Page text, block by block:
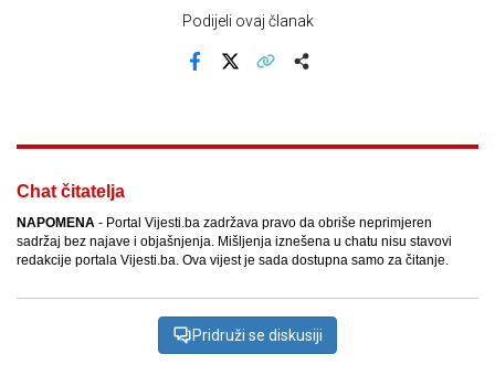
Podijeli ovaj članak
Chat čitatelja
NAPOMENA - Portal Vijesti.ba zadržava pravo da obriše neprimjeren
sadržaj bez najave i objašnjenja. Mišljenja iznešena u chatu nisu stavovi
redakcije portala Vijesti.ba. Ova vijest je sada dostupna samo za čitanje.
Pridruži se diskusiji